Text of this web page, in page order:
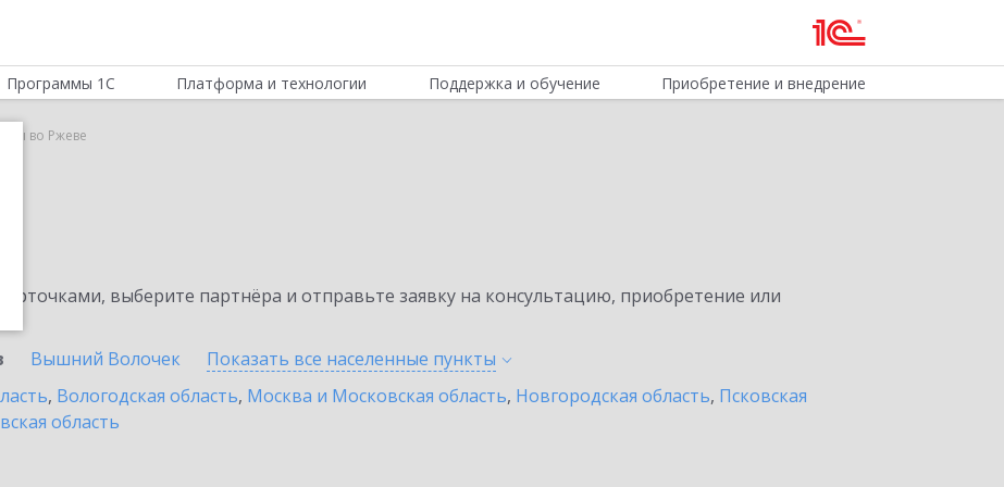
Программы 1С Платформа и технологии Поддержка и обучение Приобретение и внедрение
во Ржеве
выберите партнёра и отправьте заявку на консультацию, приобретение или
Вышний Волочек Показать все населенные пункты
, Вологодская область, Москва и Московская область, Новгородская область, Псковская
область